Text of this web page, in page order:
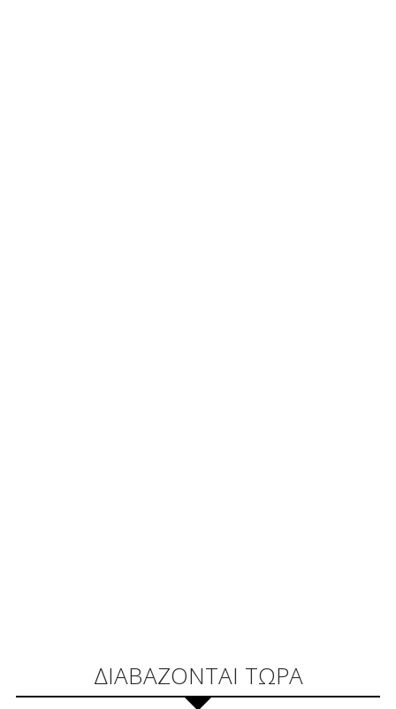
ΔΙΑΒΑΖΟΝΤΑΙ ΤΩΡΑ